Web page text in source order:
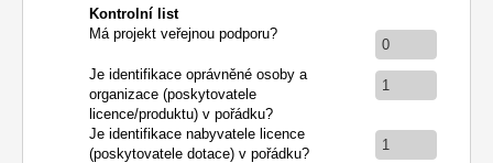
Kontrolní list
Má projekt veřejnou podporu?
0
Je identifikace oprávněné osoby a
organizace (poskytovatele
licence/produktu) v pořádku?
1
Je identifikace nabyvatele licence
(poskytovatele dotace) v pořádku?
1